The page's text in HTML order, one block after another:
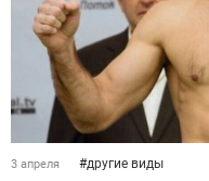
3 апреля #другие виды